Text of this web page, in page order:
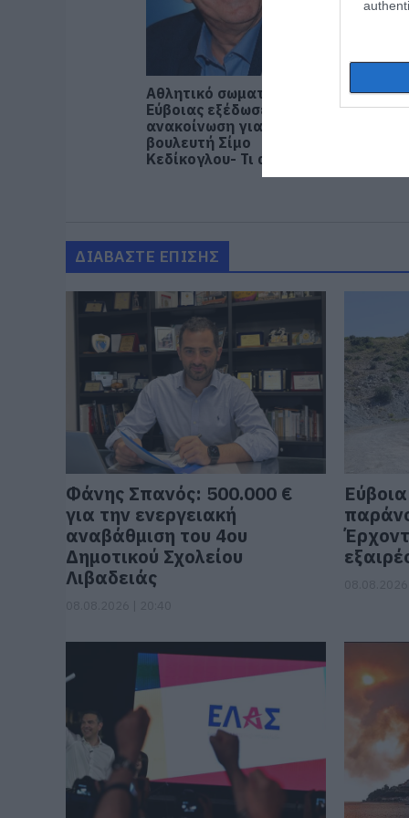
Αθλητικό σωματείο της
Εύβοιας εξέδωσε
ανακοίνωση για το
βουλευτή Σίμο
Κεδίκογλου- Τι αναφέρει
Άρχισε
ΔΙΑΒΑΣΤΕ ΕΠΙΣΗΣ
Φάνης Σπανός: 500.000 €
για την ενεργειακή
αναβάθμιση του 4ου
Δημοτικού Σχολείου
Λιβαδειάς